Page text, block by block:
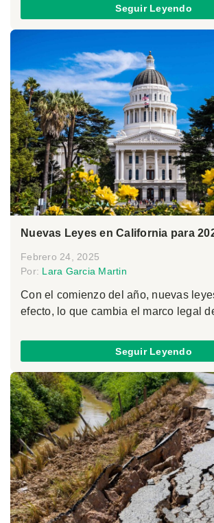
Seguir Leyendo
Nuevas Leyes en California para
Febrero 24, 2025
Por: Lara Garcia Martin
Con el comienzo del año, nuevas
efecto, lo que cambia el marco legal
Seguir Leyendo